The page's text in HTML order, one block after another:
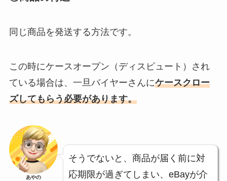
同じ商品を発送する方法です。
この時にケースオープン（ディスピュート）され
ている場合は、一旦バイヤーさんにケースクロー
ズしてもらう必要があります。
あやの
そうでないと、商品が届く前に対
応期限が過ぎてしまい、eBayが介